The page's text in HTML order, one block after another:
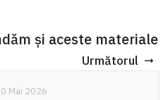
și aceste materiale
Următorul
Mai 2026